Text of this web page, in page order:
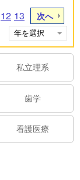
12 13 次へ
私立理系
歯学
看護医療